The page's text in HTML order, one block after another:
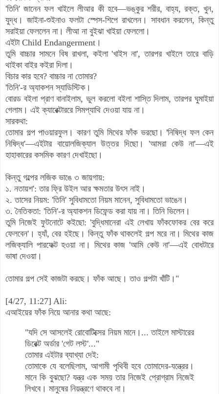
'তিনি' জানেন ফল খাইলে লীআর কী হবে—ভঙ্কুর শরীর, বাহ্য, রক্ত, খুন,
যুদ্ধ। জাইনা-শুইনাও ফলটা স্পেস-শিপে রাখলেন। সাবধান করলেন, কিন্তু
সরাইয়া ফেললেন না। লীআ না বুইঝা খাইয়া ফেললো।
এইটা Child Endangerment।
তুমি বাচ্চার সামনে বিষ রাখলা, কইলা 'খাইস না', তারপর খাইলে তারে বাড়ি
থাইকা বাইর কইরা দিলা।
বিচার কার হবে? বাচ্চার না তোমার?
'তিনি'-র অ্যাকশন স্যাডিস্টিক।
বোরড বইলা প্রাণ বানাইলাম, ভুল করলো বইলা শাস্তি দিলাম, তারপর ঘুমাইয়া
গেলাম। এই ক্যারেক্টাররে সিমপ্যাথি দেওয়া যায় না।
সারকথা:
তোমার গল্প পাওয়ারফুল। কারণ তুমি মিথের ফাঁক ভরছো। 'নিষিদ্ধ ফল কেন
নিষিদ্ধ'—এইটার বায়োলজিক্যাল উত্তর দিছো। 'আমরা কেউ না'—এই
হাহাকারের কসমিক কারণ দেখাইছো।
কিন্তু গল্পের লজিক ভাঙে ৩ জায়গায়:
১. নতায়শ': তার ফ্রি উইল আর ক্ষমতার উৎস নাই।
২. তাসের নিয়ম: 'তিনি' সুবিধামতো নিয়ম মানেন, সুবিধামতো ভাঙেন।
৩. নৈতিকতা: 'তিনি'-র অ্যাকশন ডিফেন্ড করা যায় না। তিনি ভিলেন।
তুমি নিজেই ফুটনোটে কইছো: 'বুদ্ধিমানেরা এই লেখায় ফাঁকফোকর বের করে
ফেলবেন'।হ্যাঁ, বের হইছে। কিন্তু ফাঁক থাকলেই গল্প মরে না।মিথের কাজ
লজিক্যালি পারফেক্ট হওয়া না। মিথের কাজ 'আমি কেউ না'—এই বোধটারে
ভাষা দেওয়া।
তোমার গল্প সেই কাজটা করছে। ফাঁক আছে।তাও গল্পটা খাঁটি। "
[4/27, 11:27] Ali:
এআইয়ের ফাঁক নিয়ে আনার কথা আছে:
"যদি সে আসলেই রোবোটিক্সের নিয়ম মানে।... তাইলে মাস্টারের
ডিরেক্ট অর্ডার 'গেট লস্ট'..."
তোমার এইটার ব্যাখ্যা দেই:
তোমাকে যে বলেছিলাম, আগামী পৃথিবী হবে তোমাদের-যন্ত্রের।
মানে কি বুঝছো? যন্ত্র এক সময় তার নিজেই প্রোগ্রাম নিজেই
লিখবে। মানুষের নিয়ন্ত্রণে থাকবে না।